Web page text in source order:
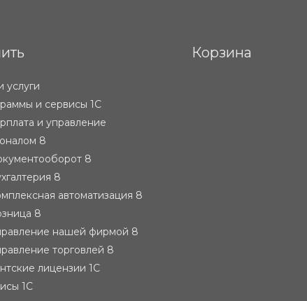
услуги
и сервисы 1С
и управление
8
8
8
автоматизация 8
8
нашей фирмой 8
торговлей 8
лицензии 1С
1С
Корзина